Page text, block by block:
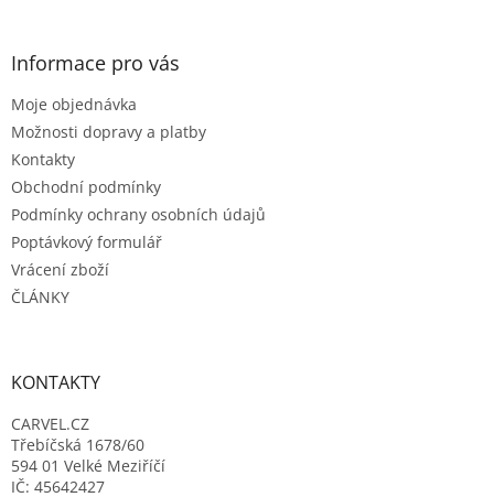
Informace pro vás
Moje objednávka
Možnosti dopravy a platby
Kontakty
Obchodní podmínky
Podmínky ochrany osobních údajů
Poptávkový formulář
Vrácení zboží
ČLÁNKY
KONTAKTY
CARVEL.CZ
Třebíčská 1678/60
594 01 Velké Meziříčí
IČ: 45642427